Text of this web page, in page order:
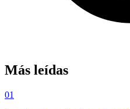
Más leídas
01